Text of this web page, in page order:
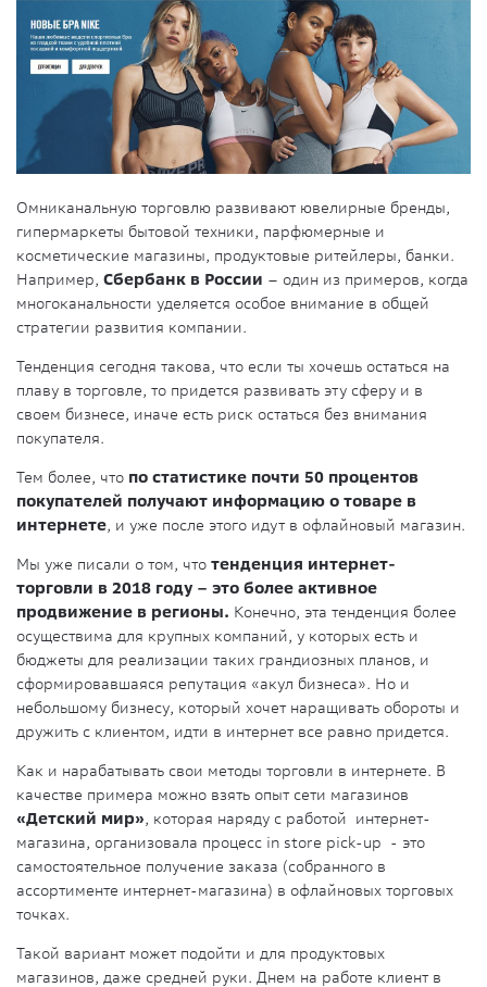
Омниканальную торговлю развивают ювелирные бренды,
гипермаркеты бытовой техники, парфюмерные и
косметические магазины, продуктовые ритейлеры, банки.
Например, Сбербанк в России – один из примеров, когда
многоканальности уделяется особое внимание в общей
стратегии развития компании.
Тенденция сегодня такова, что если ты хочешь остаться на
плаву в торговле, то придется развивать эту сферу и в
своем бизнесе, иначе есть риск остаться без внимания
покупателя.
Тем более, что по статистике почти 50 процентов
покупателей получают информацию о товаре в
интернете, и уже после этого идут в офлайновый магазин.
Мы уже писали о том, что тенденция интернет-
торговли в 2018 году – это более активное
продвижение в регионы. Конечно, эта тенденция более
осуществима для крупных компаний, у которых есть и
бюджеты для реализации таких грандиозных планов, и
сформировавшаяся репутация «акул бизнеса». Но и
небольшому бизнесу, который хочет наращивать обороты и
дружить с клиентом, идти в интернет все равно придется.
Как и нарабатывать свои методы торговли в интернете. В
качестве примера можно взять опыт сети магазинов
«Детский мир», которая наряду с работой интернет-
магазина, организовала процесс in store pick-up - это
самостоятельное получение заказа (собранного в
ассортименте интернет-магазина) в офлайновых торговых
точках.
Такой вариант может подойти и для продуктовых
магазинов, даже средней руки. Днем на работе клиент в